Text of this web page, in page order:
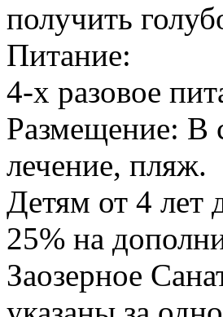
получить
Питание:
4-х разовое
Размещение: В
лечение, пляж.
Детям от 4 лет
25% на
Заозерное